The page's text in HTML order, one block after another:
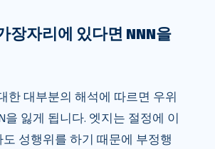
장자리에 있다면 NNN을
한 대부분의 해석에 따르면 우위
을 잃게 됩니다. 엣지는 절정에 이
도 성행위를 하기 때문에 부정행